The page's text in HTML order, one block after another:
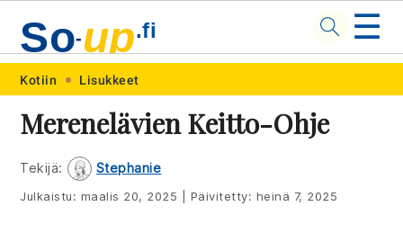
Skip
primary
navigation
Skip
main
content
Skip
primary
sidebar
Skip
footer
So-up.fi ☰
Kotiin Lisukkeet
Merenelävien Keitto-Ohje
Tekijä: Stephanie
Julkaistu: maalis 20, 2025 Päivitetty: heinä 7, 2025